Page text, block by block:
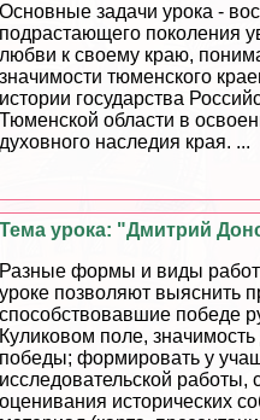
Основные задачи урока -
подрастающего поколения
любви к своему краю,
значимости тюменского
истории государства
Тюменской области в
духовного наследия края. ...
Тема урока: "Дмитрий
Разные формы и виды
уроке позволяют выяснить
способствовавшие победе
Куликовом поле,
победы; формировать у
исследовательской работы,
оценивания исторических